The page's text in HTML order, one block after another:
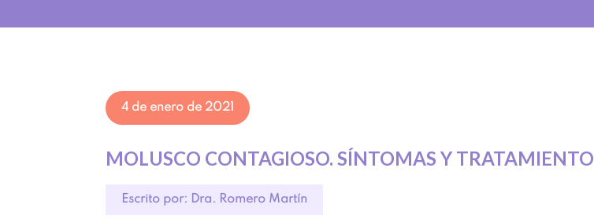
4 de enero de 2021
MOLUSCO CONTAGIOSO. SÍNTOMAS Y TRATAMIENTO
Escrito por: Dra. Romero Martín